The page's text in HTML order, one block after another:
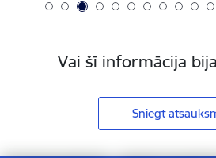
Vai šī informācija
Sniegt